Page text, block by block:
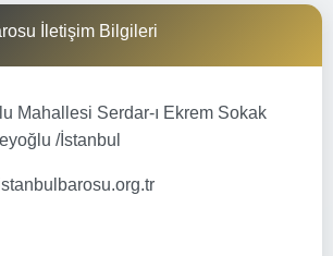
İletişim Bilgileri
Mahallesi Serdar-ı Ekrem Sokak
/İstanbul